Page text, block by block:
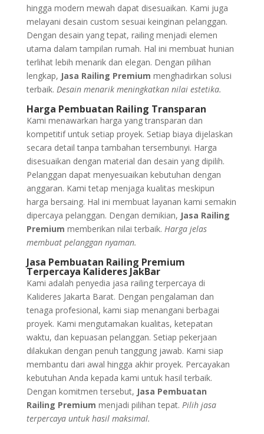
hingga modern mewah dapat disesuaikan. Kami juga
melayani desain custom sesuai keinginan pelanggan.
Dengan desain yang tepat, railing menjadi elemen
utama dalam tampilan rumah. Hal ini membuat hunian
terlihat lebih menarik dan elegan. Dengan pilihan
lengkap, Jasa Railing Premium menghadirkan solusi
terbaik. Desain menarik meningkatkan nilai estetika.
Harga Pembuatan Railing Transparan
Kami menawarkan harga yang transparan dan
kompetitif untuk setiap proyek. Setiap biaya dijelaskan
secara detail tanpa tambahan tersembunyi. Harga
disesuaikan dengan material dan desain yang dipilih.
Pelanggan dapat menyesuaikan kebutuhan dengan
anggaran. Kami tetap menjaga kualitas meskipun
harga bersaing. Hal ini membuat layanan kami semakin
dipercaya pelanggan. Dengan demikian, Jasa Railing
Premium memberikan nilai terbaik. Harga jelas
membuat pelanggan nyaman.
Jasa Pembuatan Railing Premium
Terpercaya Kalideres JakBar
Kami adalah penyedia jasa railing terpercaya di
Kalideres Jakarta Barat. Dengan pengalaman dan
tenaga profesional, kami siap menangani berbagai
proyek. Kami mengutamakan kualitas, ketepatan
waktu, dan kepuasan pelanggan. Setiap pekerjaan
dilakukan dengan penuh tanggung jawab. Kami siap
membantu dari awal hingga akhir proyek. Percayakan
kebutuhan Anda kepada kami untuk hasil terbaik.
Dengan komitmen tersebut, Jasa Pembuatan
Railing Premium menjadi pilihan tepat. Pilih jasa
terpercaya untuk hasil maksimal.